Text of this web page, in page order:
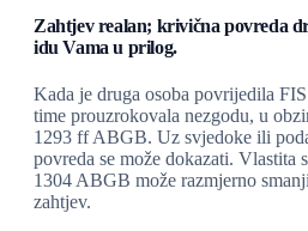
Zahtjev realan; krivična povreda
idu Vama u prilog.
Kada je druga osoba povrijedila
time prouzrokovala nezgodu, u
1293 ff ABGB. Uz svjedoke ili
povreda se može dokazati. Vlastita
1304 ABGB može razmjerno
zahtjev.